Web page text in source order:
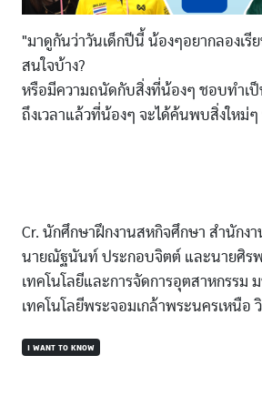
"มาดูกันว่าวันเด็กปีนี้ น้องๆอยากลองเรี
สนใจบ้าง?
หรือมีความถนัดกับสิ่งที่น้องๆ ชอบทำเ
ถึงเวลาแล้วที่น้องๆ จะได้ค้นพบสิ่งใหม่ๆ
Cr. นักศึกษาฝึกงานสหกิจศึกษา สำนักง
นายณัฐนันท์ ประกอบจิตต์ และนายศิร
เทคโนโลยีและการจัดการอุตสาหกรรม
เทคโนโลยีพระจอมเกล้าพระนครเหนือ
I WANT TO KNOW